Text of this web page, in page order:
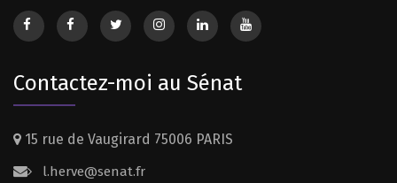
Contactez-moi au Sénat
15 rue de Vaugirard 75006 PARIS
l.herve@senat.fr